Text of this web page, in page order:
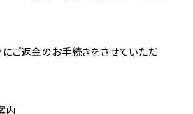
にご返金のお手続きをさせていただ
内